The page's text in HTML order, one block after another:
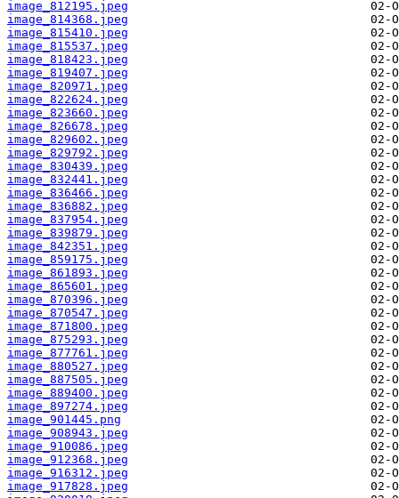
image_812195.jpeg
image_814368.jpeg
image_815410.jpeg
image_815537.jpeg
image_818423.jpeg
image_819407.jpeg
image_820971.jpeg
image_822624.jpeg
image_823660.jpeg
image_826678.jpeg
image_829602.jpeg
image_829792.jpeg
image_830439.jpeg
image_832441.jpeg
image_836466.jpeg
image_836882.jpeg
image_837954.jpeg
image_839879.jpeg
image_842351.jpeg
image_859175.jpeg
image_861893.jpeg
image_865601.jpeg
image_870396.jpeg
image_870547.jpeg
image_871800.jpeg
image_875293.jpeg
image_877761.jpeg
image_880527.jpeg
image_887505.jpeg
image_889400.jpeg
image_897274.jpeg
image_901445.png
image_908943.jpeg
image_910086.jpeg
image_912368.jpeg
image_916312.jpeg
image_917828.jpeg